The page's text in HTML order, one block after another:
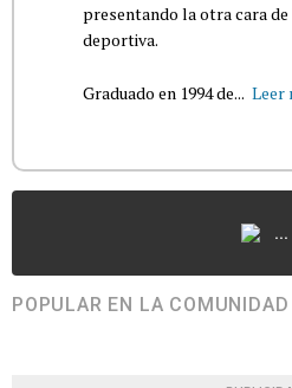
presentando la otra cara
deportiva.
Graduado en 1994 de... Leer
...
POPULAR EN LA COMUNIDAD